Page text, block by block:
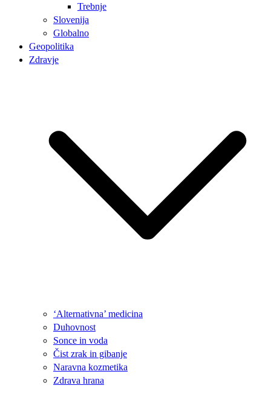
Trebnje
Slovenija
Globalno
Geopolitika
Zdravje
‘Alternativna’ medicina
Duhovnost
Sonce in voda
Čist zrak in gibanje
Naravna kozmetika
Zdrava hrana